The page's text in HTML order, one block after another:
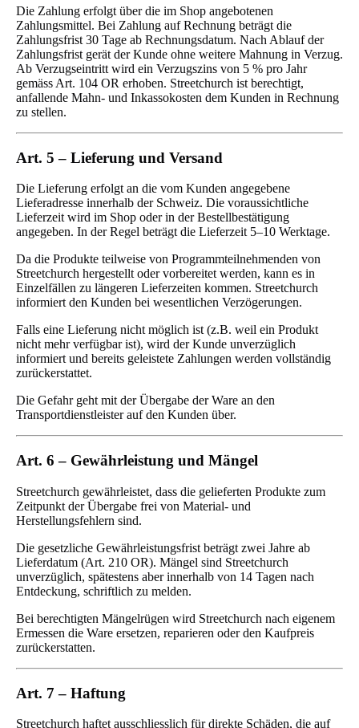
Die Zahlung erfolgt über die im Shop angebotenen
Zahlungsmittel. Bei Zahlung auf Rechnung beträgt die
Zahlungsfrist 30 Tage ab Rechnungsdatum. Nach Ablauf der
Zahlungsfrist gerät der Kunde ohne weitere Mahnung in Verzug.
Ab Verzugseintritt wird ein Verzugszins von 5 % pro Jahr
gemäss Art. 104 OR erhoben. Streetchurch ist berechtigt,
anfallende Mahn- und Inkassokosten dem Kunden in Rechnung
zu stellen.
Art. 5 – Lieferung und Versand
Die Lieferung erfolgt an die vom Kunden angegebene
Lieferadresse innerhalb der Schweiz. Die voraussichtliche
Lieferzeit wird im Shop oder in der Bestellbestätigung
angegeben. In der Regel beträgt die Lieferzeit 5–10 Werktage.
Da die Produkte teilweise von Programmteilnehmenden von
Streetchurch hergestellt oder vorbereitet werden, kann es in
Einzelfällen zu längeren Lieferzeiten kommen. Streetchurch
informiert den Kunden bei wesentlichen Verzögerungen.
Falls eine Lieferung nicht möglich ist (z.B. weil ein Produkt
nicht mehr verfügbar ist), wird der Kunde unverzüglich
informiert und bereits geleistete Zahlungen werden vollständig
zurückerstattet.
Die Gefahr geht mit der Übergabe der Ware an den
Transportdienstleister auf den Kunden über.
Art. 6 – Gewährleistung und Mängel
Streetchurch gewährleistet, dass die gelieferten Produkte zum
Zeitpunkt der Übergabe frei von Material- und
Herstellungsfehlern sind.
Die gesetzliche Gewährleistungsfrist beträgt zwei Jahre ab
Lieferdatum (Art. 210 OR). Mängel sind Streetchurch
unverzüglich, spätestens aber innerhalb von 14 Tagen nach
Entdeckung, schriftlich zu melden.
Bei berechtigten Mängelrügen wird Streetchurch nach eigenem
Ermessen die Ware ersetzen, reparieren oder den Kaufpreis
zurückerstatten.
Art. 7 – Haftung
Streetchurch haftet ausschliesslich für direkte Schäden, die auf